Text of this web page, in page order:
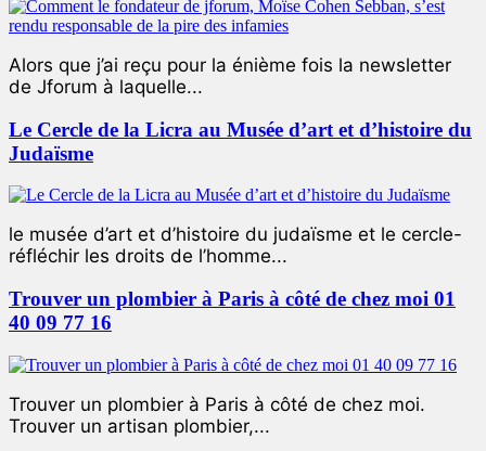
Alors que j’ai reçu pour la énième fois la newsletter
de Jforum à laquelle...
Le Cercle de la Licra au Musée d’art et d’histoire du
Judaïsme
le musée d’art et d’histoire du judaïsme et le cercle-
réfléchir les droits de l’homme...
Trouver un plombier à Paris à côté de chez moi 01
40 09 77 16
Trouver un plombier à Paris à côté de chez moi.
Trouver un artisan plombier,...